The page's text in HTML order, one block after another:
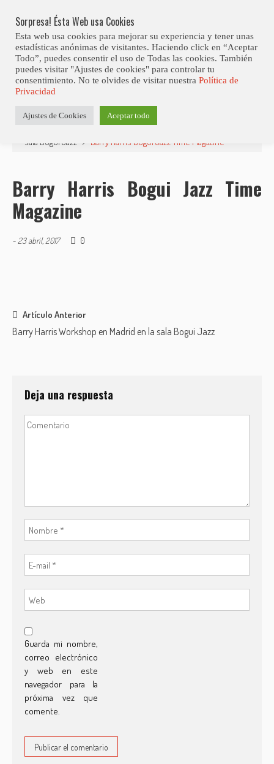
content
Club Contest.
Barry Harris Workshop en Madrid en la
sala Bogui Jazz > Barry Harris Bogui Jazz Time Magazine
Barry Harris Bogui Jazz Time
Magazine
- 23 abril, 2017 0
Post
navigation
Artículo Anterior
Barry Harris Workshop en Madrid en la sala Bogui Jazz
Deja una respuesta
Guarda mi nombre,
correo electrónico
y web en este
navegador para la
próxima vez que
comente.
Sorpresa! Ésta Web usa Cookies
Esta web usa cookies para mejorar su experiencia y tener unas
estadísticas anónimas de visitantes. Haciendo click en “Aceptar
Todo”, puedes consentir el uso de Todas las cookies. También
puedes visitar "Ajustes de cookies" para controlar tu
consentimiento. No te olvides de visitar nuestra Política de
Privacidad
Ajustes de Cookies Aceptar todo